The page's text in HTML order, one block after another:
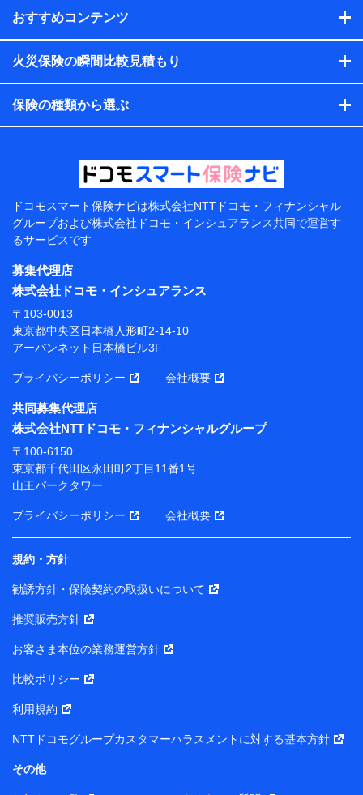
析して、お客さまの趣味・嗜好・傾向に応じたサービス・商
各種セミナーの開催のため
コンサルティングサービスの実施のため
アンケートやキャンペーン等の実施のため
上記に係る案内・手続き・管理等付帯業務を行うため
当該個人データを取り扱う各共同利用者（詳細は次のと
東京都千代田区永田町2丁目11番1号 山王パークタワー
株式会社NTTドコモ 代表取締役社長 前田 義晃
東京都中央区日本橋人形町2-14-10 アーバンネット日
本橋ビル 3F
長 吉村 忠義
※ 当社および株式会社NTTドコモは、お客さまの情報
ソナルデータ憲章」に定める行動原則を順守します 。
※ パーソナルデータダッシュボードの「第三者提供の
管理」の設定状態にかかわらず、共同利用する場合があ
ります。
※ dポイントクラブ会員ではないお客さま（2019年12
月11日以降、一度もdポイントクラブ会員であったこと
がないお客さまに限る）に関する、2019年12月10日以
前に取得した個人データは、こちら の利用目的の範囲内
当社は株式会社NTTドコモ・フィナンシャルグループ
との間で、以下のとおり個人データを共同利用しま
す。
【共同して利用される利用データの項目】
当社または株式会社NTTドコモ・フィナンシャルグルー
の個人データ
基本情報
性、連絡先、dポイントサービスのご利用に関する情報。例
所、dポイント残高、dポイント利用履歴などが含まれます。
おすすめコンテンツ
火災保険の瞬間比較見積もり
保険の種類から選ぶ
ドコモスマート保険ナビは株式会社NTTドコモ・フィナンシャル
グループおよび株式会社ドコモ・インシュアランス共同で運営す
るサービスです
募集代理店
株式会社ドコモ・インシュアランス
〒103-0013
東京都中央区日本橋人形町2-14-10
アーバンネット日本橋ビル3F
プライバシーポリシー 会社概要
共同募集代理店
株式会社NTTドコモ・フィナンシャルグループ
〒100-6150
東京都千代田区永田町2丁目11番1号
山王パークタワー
プライバシーポリシー 会社概要
規約・方針
勧誘方針・保険契約の取扱いについて
推奨販売方針
お客さま本位の業務運営方針
比較ポリシー
利用規約
NTTドコモグループカスタマーハラスメントに対する基本方針
その他